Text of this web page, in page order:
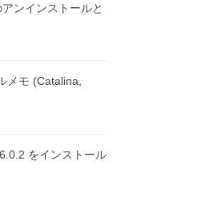
ンインストールと
メモ (Catalina,
をインストール